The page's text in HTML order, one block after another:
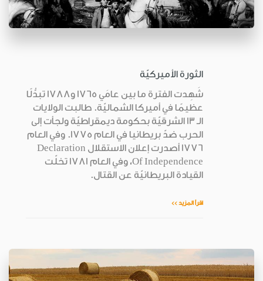
الثورة الأميركيّة
شَهِدت الفترة ما بين عامَي 1765 و1788 تبدُّلًا
عظيمًا في أميركا الشماليّة. طالبت الولايات
الـ 13 الشرقيّة بحكومة ديمقراطيّة ولجأت إلى
الحرب ضدّ بريطانيا في العام 1775. وفي العام
1776 أصدرت إعلان الاستقلال Declaration
Of Independence، وفي العام 1781 تخلّت
القيادة البريطانيّة عن القتال.
اقرأ المزيد >>